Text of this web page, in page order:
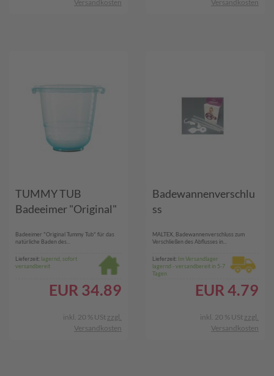
Versandkosten
Versandkosten
TUMMY TUB
Badeeimer "Original"
Badeeimer "Original Tummy Tub" für das
natürliche Baden des...
Lieferzeit: lagernd, sofort
versandbereit
EUR 34.89
inkl. 20 % USt zzgl.
Versandkosten
Badewannenverschlu
ss
MALTEX, Badewannenverschluss zum
Verschließen des Abflusses in...
Lieferzeit: Im Versandlager
lagernd - versandbereit in 5-7
Tagen
EUR 4.79
inkl. 20 % USt zzgl.
Versandkosten